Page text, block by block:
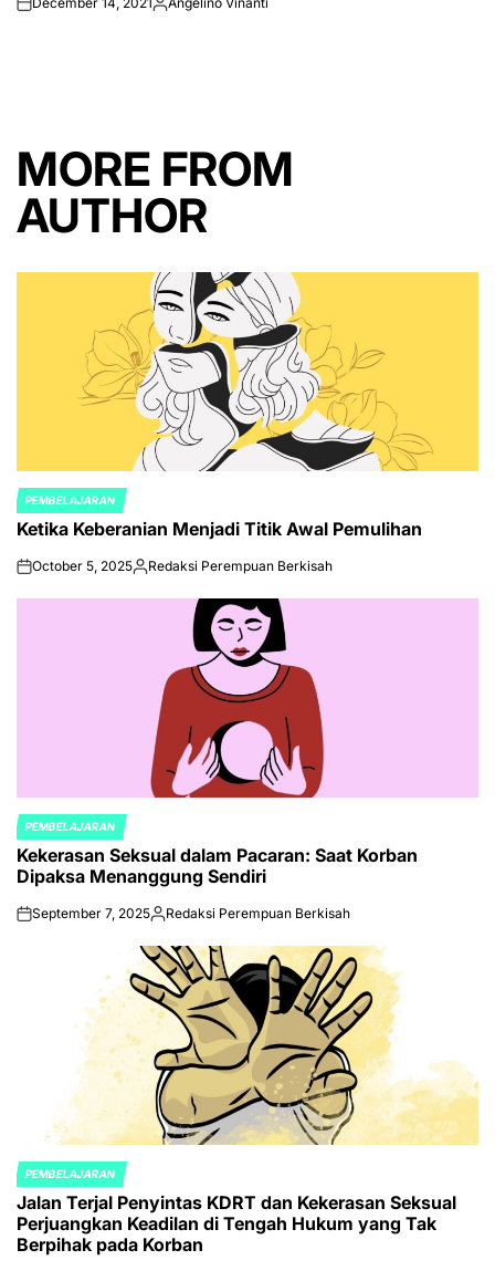
on
Posted
MORE FROM
AUTHOR
POSTED
IN
PEMBELAJARAN
Ketika Keberanian Menjadi Titik Awal Pemulihan
onOctober 5, 2025Posted
Redaksi Perempuan Berkisah
POSTED
IN
PEMBELAJARAN
Kekerasan Seksual dalam Pacaran: Saat Korban
Dipaksa Menanggung Sendiri
onSeptember 7, 2025Posted
Redaksi Perempuan Berkisah
POSTED
IN
PEMBELAJARAN
Jalan Terjal Penyintas KDRT dan Kekerasan Seksual
Perjuangkan Keadilan di Tengah Hukum yang Tak
Berpihak pada Korban